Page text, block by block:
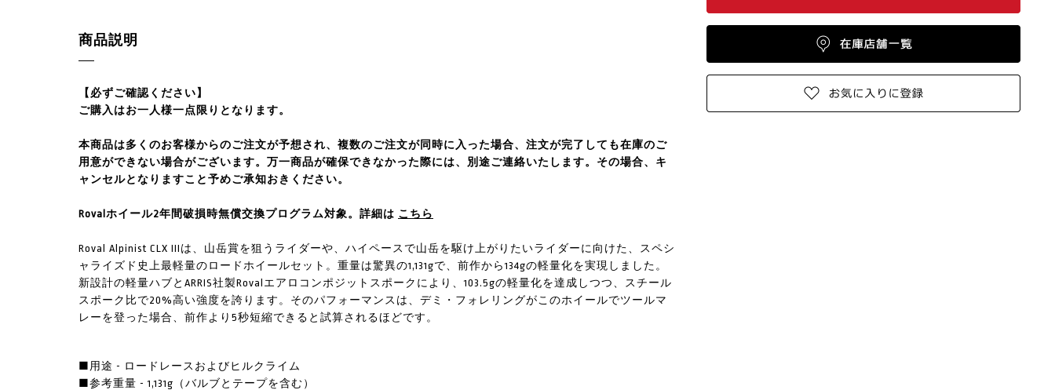
商品説明
【必ずご確認ください】
ご購入はお一人様一点限りとなります。
本商品は多くのお客様からのご注文が予想され、複数のご注文が同時に入った場合、注文が完了しても在庫のご
用意ができない場合がございます。万一商品が確保できなかった際には、別途ご連絡いたします。その場合、キ
ャンセルとなりますこと予めご承知おきください。
Rovalホイール2年間破損時無償交換プログラム対象。詳細は こちら
Roval Alpinist CLX IIIは、山岳賞を狙うライダーや、ハイペースで山岳を駆け上がりたいライダーに向けた、スペシ
ャライズド史上最軽量のロードホイールセット。重量は驚異の1,131gで、前作から134gの軽量化を実現しました。
新設計の軽量ハブとARRIS社製Rovalエアロコンポジットスポークにより、103.5gの軽量化を達成しつつ、スチール
スポーク比で20%高い強度を誇ります。そのパフォーマンスは、デミ・フォレリングがこのホイールでツールマ
レーを登った場合、前作より5秒短縮できると試算されるほどです。
■用途 - ロードレースおよびヒルクライム
■参考重量 - 1,131g（バルブとテープを含む）